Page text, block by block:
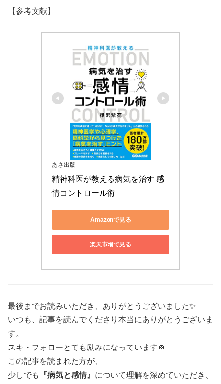
【参考文献】
あさ出版
精神科医が教える病気を治す 感
情コントロール術
Amazonで見る
楽天市場で見る
最後までお読みいただき、ありがとうございました✨
いつも、記事を読んでくださり本当にありがとうございま
す。
スキ・フォローとても励みになっています🍀
この記事を読まれた方が、
少しでも
『病気と感情』 について理解を深めていただき、